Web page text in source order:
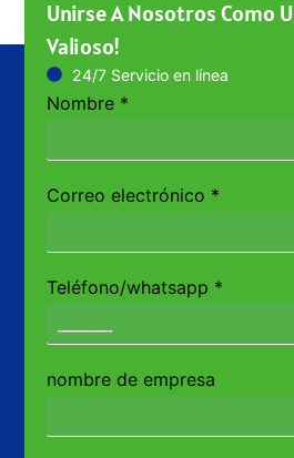
Unirse A Nosotros Como
Valioso!
24/7 Servicio en línea
Nombre *
Correo electrónico *
Teléfono/whatsapp *
nombre de empresa